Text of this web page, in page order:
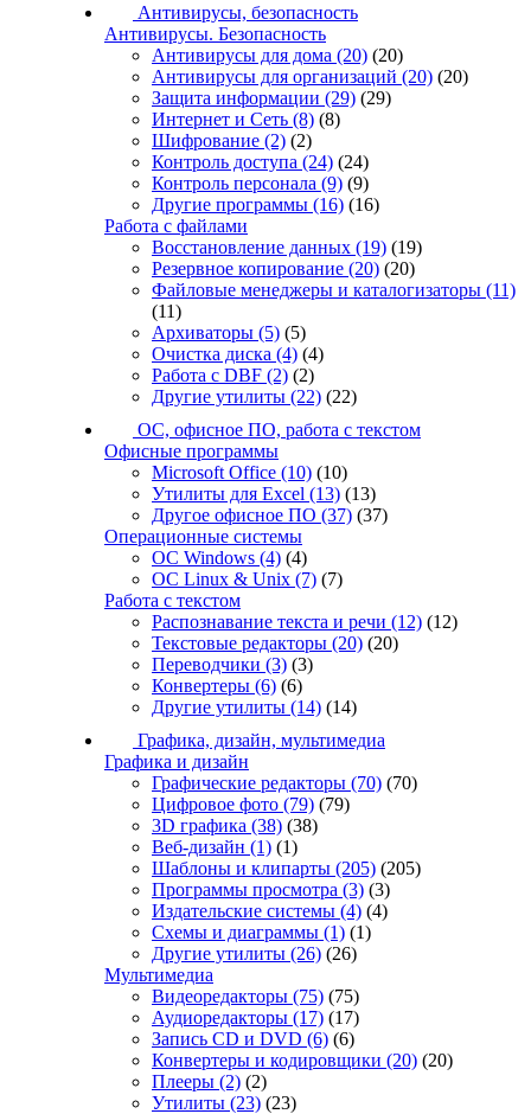
Антивирусы, безопасность
Антивирусы. Безопасность
Антивирусы для дома (20) (20)
Антивирусы для организаций (20) (20)
Защита информации (29) (29)
Интернет и Сеть (8) (8)
Шифрование (2) (2)
Контроль доступа (24) (24)
Контроль персонала (9) (9)
Другие программы (16) (16)
Работа с файлами
Восстановление данных (19) (19)
Резервное копирование (20) (20)
Файловые менеджеры и каталогизаторы (11)
(11)
Архиваторы (5) (5)
Очистка диска (4) (4)
Работа с DBF (2) (2)
Другие утилиты (22) (22)
ОС, офисное ПО, работа с текстом
Офисные программы
Microsoft Office (10) (10)
Утилиты для Excel (13) (13)
Другое офисное ПО (37) (37)
Операционные системы
ОС Windows (4) (4)
ОС Linux & Unix (7) (7)
Работа с текстом
Распознавание текста и речи (12) (12)
Текстовые редакторы (20) (20)
Переводчики (3) (3)
Конвертеры (6) (6)
Другие утилиты (14) (14)
Графика, дизайн, мультимедиа
Графика и дизайн
Графические редакторы (70) (70)
Цифровое фото (79) (79)
3D графика (38) (38)
Веб-дизайн (1) (1)
Шаблоны и клипарты (205) (205)
Программы просмотра (3) (3)
Издательские системы (4) (4)
Схемы и диаграммы (1) (1)
Другие утилиты (26) (26)
Мультимедиа
Видеоредакторы (75) (75)
Аудиоредакторы (17) (17)
Запись CD и DVD (6) (6)
Конвертеры и кодировщики (20) (20)
Плееры (2) (2)
Утилиты (23) (23)